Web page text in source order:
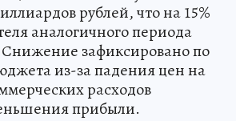
рублей, что на 15%
аналогичного периода
зафиксировано по
из-за падения цен на
расходов
прибыли.